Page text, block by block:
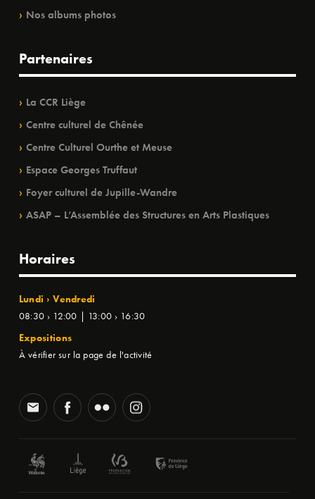
Nos albums photos
Partenaires
La CCR Liège
Centre culturel de Chênée
Centre Culturel Ourthe et Meuse
Espace Georges Truffaut
Foyer culturel de Jupille-Wandre
ASAP – L’Assemblée des Structures en Arts Plastiques
Horaires
Lundi › Vendredi
08:30 › 12:00 | 13:00 › 16:30
Expositions
À vérifier sur la page de l'activité